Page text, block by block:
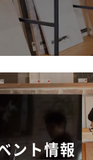
ント情報